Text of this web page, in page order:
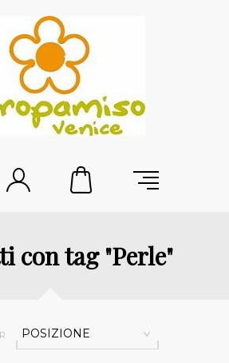
con tag "Perle"
POSIZIONE